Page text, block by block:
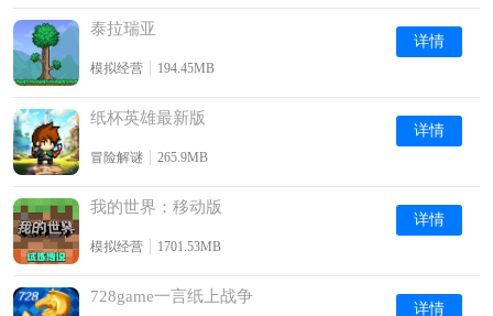
泰拉瑞亚
模拟经营 194.45MB
详情
纸杯英雄最新版
冒险解谜 265.9MB
详情
我的世界：移动版
模拟经营 1701.53MB
详情
728game一言纸上战争
详情